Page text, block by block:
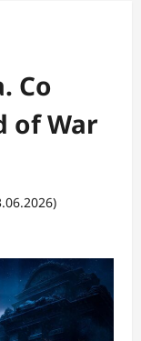
Co
of War